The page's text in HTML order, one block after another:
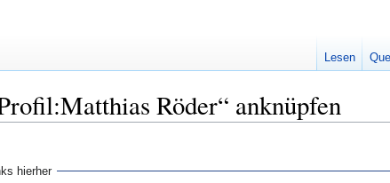
Röder“ anknüpfen
hierher
Lesen